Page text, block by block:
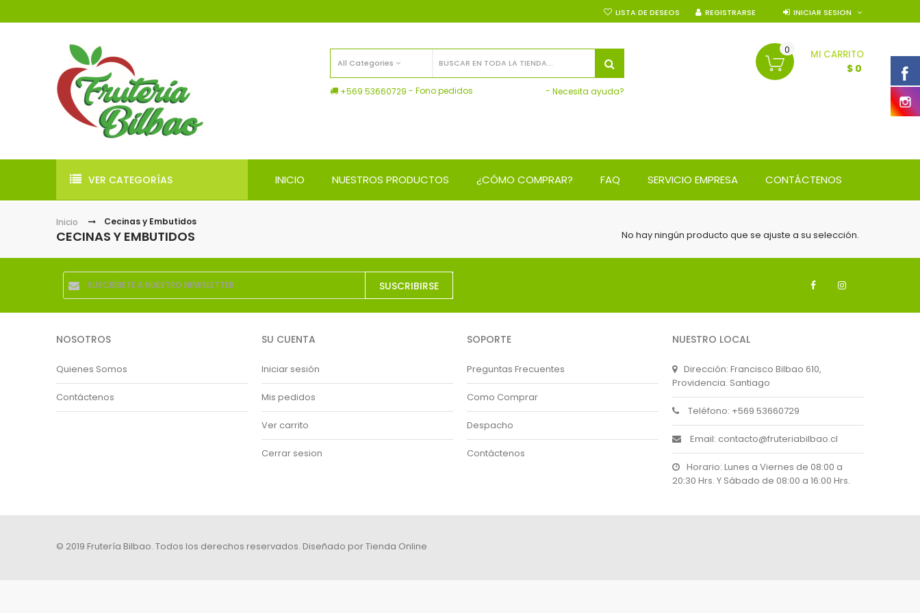
LISTA DE DESEOS REGISTRARSE INICIAR SESION
All Categories
+569 53660729 - Fono pedidos - Necesita ayuda?
MI CARRITO
0
$ 0
VER CATEGORÍAS INICIO NUESTROS PRODUCTOS ¿CÓMO COMPRAR? FAQ SERVICIO EMPRESA CONTÁCTENOS
Inicio Cecinas y Embutidos
CECINAS Y EMBUTIDOS No hay ningún producto que se ajuste a su selección.
SUSCRIBIRSE
NOSOTROS
Quienes Somos
Contáctenos
SU CUENTA
Iniciar sesión
Mis pedidos
Ver carrito
Cerrar sesion
SOPORTE
Preguntas Frecuentes
Como Comprar
Despacho
Contáctenos
NUESTRO LOCAL
Dirección: Francisco Bilbao 610,
Providencia. Santiago
Teléfono: +569 53660729
Email: contacto@fruteriabilbao.cl
Horario: Lunes a Viernes de 08:00 a
20:30 Hrs. Y Sábado de 08:00 a 16:00 Hrs.
© 2019 Frutería Bilbao. Todos los derechos reservados. Diseñado porTienda Online